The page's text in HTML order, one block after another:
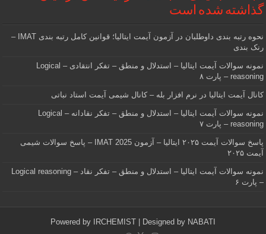
گذاشته شده است
نحوه رتبه بندی داوطلبان در آزمون آیمت ایتالیا؛ قوانین کامل رتبه بندی IMAT –
رنک بندی
نمونه سوالات آیمت ایتالیا – استدلال و منطق – تفکر انتقادی – Logical
reasoning – پارت ۸
کانال آیمت ایتالیا در نرم افزار بله – کانال شیمی آیمت استاد نباتی
نمونه سوالات آیمت ایتالیا – استدلال و منطق – تفکر نقادانه – Logical
reasoning – پارت ۷
پاسخ سوالات آیمت ۲۰۲۵ ایتالیا – آزمون IMAT 2025 – پاسخ سوالات شیمی
آیمت ۲۰۲۵
نمونه سوالات آیمت ایتالیا – استدلال و منطق – تفکر نقاد – Logical reasoning
– پارت ۶
Powered by IRCHEMIST | Designed by NABATI